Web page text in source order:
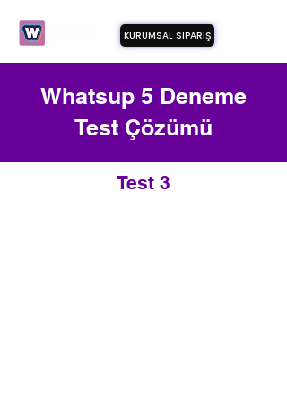
KURUMSAL SİPARİŞ
Whatsup 5 Deneme
Test Çözümü
Test 3